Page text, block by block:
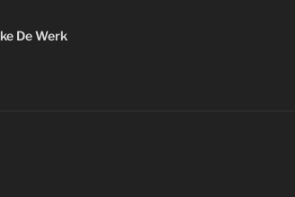
De Werk